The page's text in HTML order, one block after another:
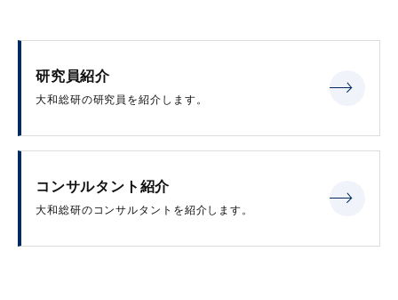
研究員紹介
大和総研の研究員を紹介します。
コンサルタント紹介
大和総研のコンサルタントを紹介します。